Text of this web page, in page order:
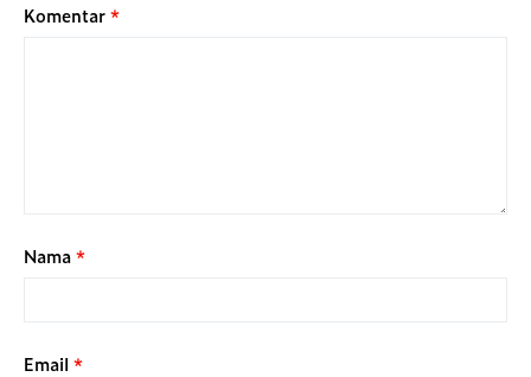
Komentar*
Nama*
Email *